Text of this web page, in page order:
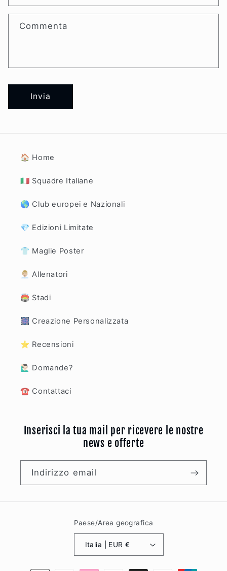
Commenta
Invia
🏠 Home
🇮🇹 Squadre Italiane
🌎 Club europei e Nazionali
💎 Edizioni Limitate
👕 Maglie Poster
👨🏼‍💼 Allenatori
🏟️ Stadi
🎆 Creazione Personalizzata
⭐️ Recensioni
🙋🏻‍♂️ Domande?
☎️ Contattaci
Inserisci la tua mail per ricevere le nostre
news e offerte
Indirizzo email
Paese/Area geografica
Italia | EUR €